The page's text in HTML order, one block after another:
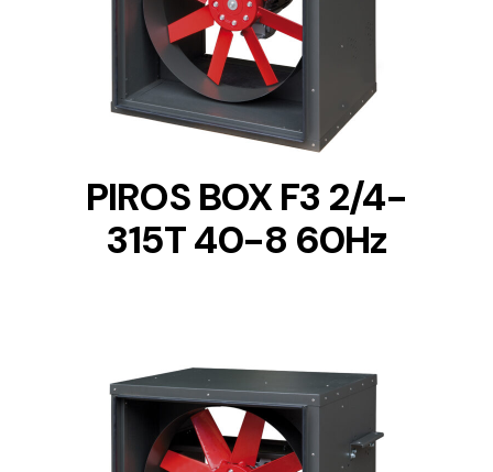
DETAILS
PIROS BOX F3 2/4-
315T 40-8 60Hz